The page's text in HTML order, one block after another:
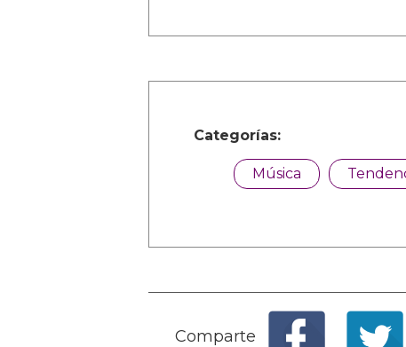
Categorías:
Música
Comparte